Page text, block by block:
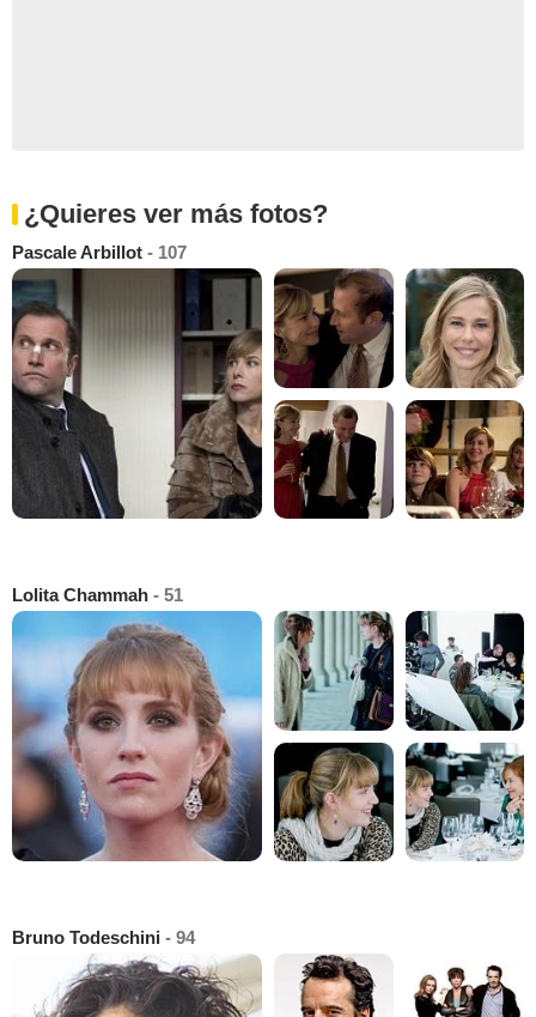
¿Quieres ver más fotos?
Pascale Arbillot - 107
Lolita Chammah - 51
Bruno Todeschini - 94